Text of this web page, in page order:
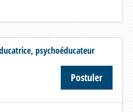
psychoéducateur
Postuler